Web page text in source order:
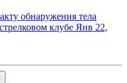
обнаружения тела
клубе Янв 22,